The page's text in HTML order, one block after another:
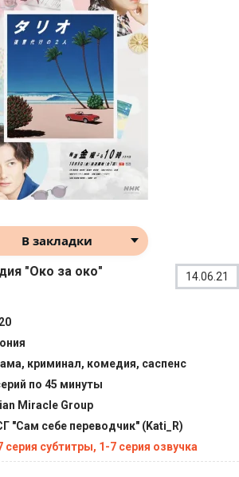
В закладки
"Око за око"
14.06.21
криминал, комедия, саспенс
по 45 минуты
Miracle Group
"Сам себе переводчик" (Kati_R)
серия субтитры, 1-7 серия озвучка